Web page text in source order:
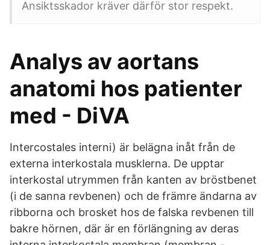
Ansiktsskador kräver därför stor respekt.
Analys av aortans
anatomi hos patienter
med - DiVA
Intercostales interni) är belägna inåt från de
externa interkostala musklerna. De upptar
interkostal utrymmen från kanten av bröstbenet
(i de sanna revbenen) och de främre ändarna av
ribborna och brosket hos de falska revbenen till
bakre hörnen, där är en förlängning av deras